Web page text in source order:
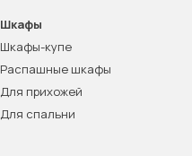
Шкафы
Шкафы-купе
Распашные шкафы
Для прихожей
Для спальни